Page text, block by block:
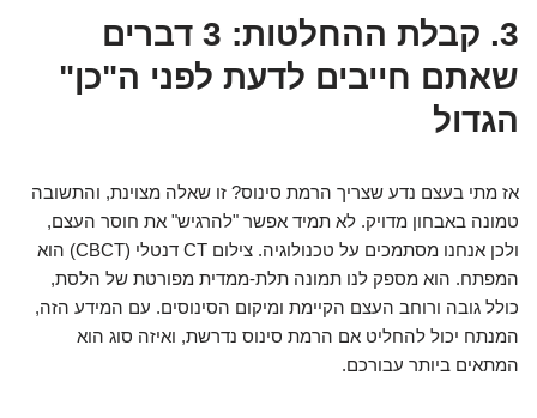
3. קבלת ההחלטות: 3 דברים
שאתם חייבים לדעת לפני ה"כן"
הגדול
אז מתי בעצם נדע שצריך הרמת סינוס? זו שאלה מצוינת, והתשובה
טמונה באבחון מדויק. לא תמיד אפשר "להרגיש" את חוסר העצם,
ולכן אנחנו מסתמכים על טכנולוגיה. צילום CT דנטלי (CBCT) הוא
המפתח. הוא מספק לנו תמונה תלת-ממדית מפורטת של הלסת,
כולל גובה ורוחב העצם הקיימת ומיקום הסינוסים. עם המידע הזה,
המנתח יכול להחליט אם הרמת סינוס נדרשת, ואיזה סוג הוא
המתאים ביותר עבורכם.